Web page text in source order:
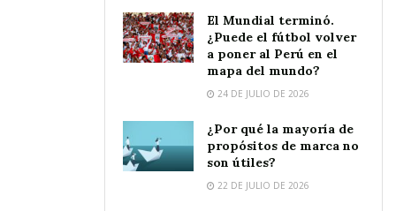
El Mundial terminó.
¿Puede el fútbol volver
a poner al Perú en el
mapa del mundo?
24 DE JULIO DE 2026
¿Por qué la mayoría de
propósitos de marca no
son útiles?
22 DE JULIO DE 2026